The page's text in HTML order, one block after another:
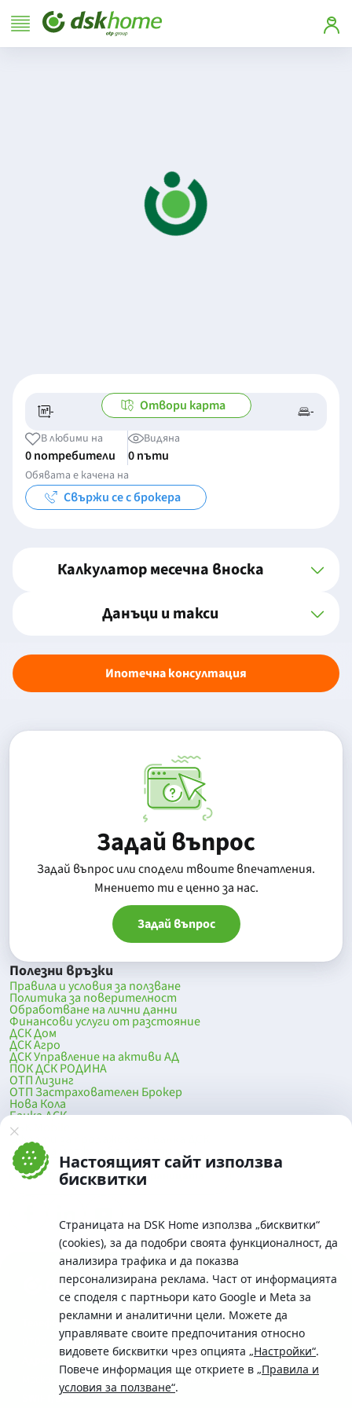
Настоящият сайт използва
бисквитки
Страницата на DSK Home използва „бисквитки“
(cookies), за да подобри своята функционалност, да
анализира трафика и да показва
персонализирана реклама. Част от информацията
се споделя с партньори като Google и Meta за
рекламни и аналитични цели. Можете да
управлявате своите предпочитания относно
видовете бисквитки чрез опцията „Настройки“.
Повече информация ще откриете в „Правила и
условия за ползване“.
- -/- -
Отвори карта
В любими на
0 потребители
Видяна
0 пъти
Обявата е качена на
Свържи се с брокера
Калкулатор месечна вноска
Данъци и такси
Ипотечна консултация
Задай въпрос
Задай въпрос или сподели твоите впечатления.
Mнението ти е ценно за нас.
Задай въпрос
Полезни връзки
Правила и условия за ползване
Политика за поверителност
Обработване на лични данни
Финансови услуги от разстояние
ДСК Дом
ДСК Агро
ДСК Управление на активи АД
ПОК ДСК РОДИНА
ОТП Лизинг
ОТП Застрахователен Брокер
Нова Кола
Банка ДСК
DSK Mobile
Оферти за продажба от Банка ДСК
Клонова мрежа и банкомати
До началото на страницата
Телефон:
0700 10 375 / *2375
Московска No.19 / ул. Г. Бенковски No. 5, София 1036
SWIFT/BIC: